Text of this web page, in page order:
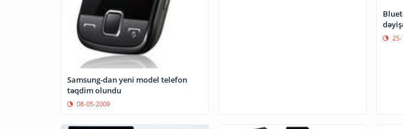
Samsung-dan yeni model telefon
təqdim olundu
08-05-2009